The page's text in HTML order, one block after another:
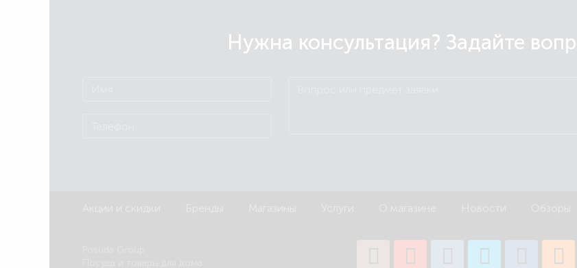
Нужна консультация? Задайте
Акции и скидки Бренды Магазины Услуги О магазине Новости Обзоры